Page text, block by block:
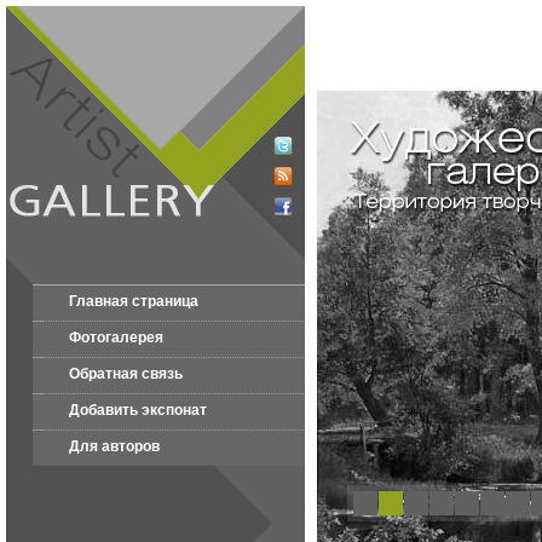
Главная страница
Фотогалерея
Обратная связь
Добавить экспонат
Для авторов